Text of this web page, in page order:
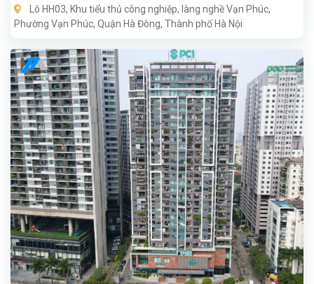
Lô HH03, Khu tiểu thủ công nghiệp, làng nghề Vạn Phúc,
Phường Vạn Phúc, Quận Hà Đông, Thành phố Hà Nội